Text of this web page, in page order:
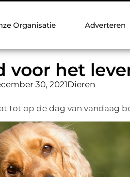
Organisatie Adverteren
voor het
30, 2021Dieren
tot op de dag van vandaag